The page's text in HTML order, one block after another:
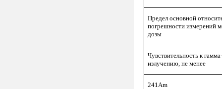
Предел основной
погрешности измерений
дозы
Чувствительность к
излучению, не менее
241Am